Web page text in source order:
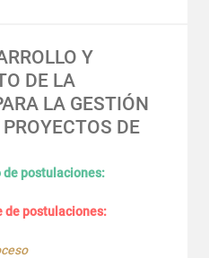
Y
DE LA
LA GESTIÓN
DE
de postulaciones:
de postulaciones: